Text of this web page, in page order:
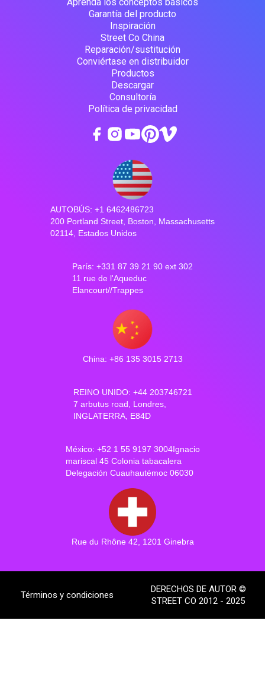
Garantía del producto
Inspiración
Street Co China
Reparación/sustitución
Conviértase en distribuidor
Productos
Descargar
Consultoría
Política de privacidad
AUTOBÚS: +1 6462486723
200 Portland Street, Boston, Massachusetts
02114, Estados Unidos
París: +331 87 39 21 90 ext 302
11 rue de l'Aqueduc
Elancourt//Trappes
China: +86 135 3015 2713
REINO UNIDO: +44 203746721
7 arbutus road, Londres,
INGLATERRA, E84D
México: +52 1 55 9197 3004Ignacio
mariscal 45 Colonia tabacalera
Delegación Cuauhautémoc 06030
Rue du Rhône 42, 1201 Ginebra
Términos y condiciones
DERECHOS DE AUTOR ©
STREET CO 2012 - 2025